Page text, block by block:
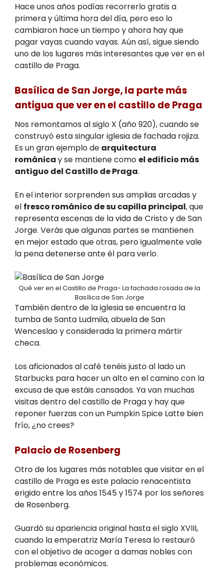
Hace unos años podías recorrerlo gratis a
primera y última hora del día, pero eso lo
cambiaron hace un tiempo y ahora hay que
pagar vayas cuando vayas. Aún así, sigue siendo
uno de los lugares más interesantes que ver en el
castillo de Praga.
Basílica de San Jorge, la parte más
antigua que ver en el castillo de Praga
Nos remontamos al siglo X (año 920), cuando se
construyó esta singular iglesia de fachada rojiza.
Es un gran ejemplo de arquitectura
románicay se mantiene como el edificio más
antiguo del Castillo de Praga.
En el interior sorprenden sus amplias arcadas y
el fresco románico de su capilla principal, que
representa escenas de la vida de Cristo y de San
Jorge. Verás que algunas partes se mantienen
en mejor estado que otras, pero igualmente vale
la pena detenerse ante él para verlo.
Qué ver en el Castillo de Praga- La fachada rosada de la
Basílica de San Jorge
También dentro de la iglesia se encuentra la
tumba de Santa Ludmila, abuela de San
Wenceslao y considerada la primera mártir
checa.
Los aficionados al café tenéis justo al lado un
Starbucks para hacer un alto en el camino con la
excusa de que estáis cansados. Ya van muchas
visitas dentro del castillo de Praga y hay que
reponer fuerzas con un Pumpkin Spice Latte bien
frío, ¿no crees?
Palacio de Rosenberg
Otro de los lugares más notables que visitar en el
castillo de Praga es este palacio renacentista
erigido entre los años 1545 y 1574 por los señores
de Rosenberg.
Guardó su apariencia original hasta el siglo XVIII,
cuando la emperatriz María Teresa lo restauró
con el objetivo de acoger a damas nobles con
problemas económicos.